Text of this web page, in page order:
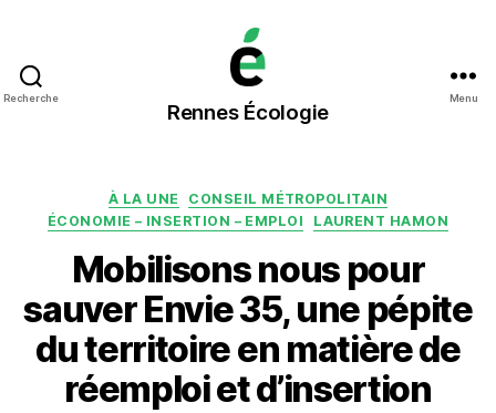
Recherche
Rennes
Écologie
Rennes Écologie
Menu
Catégories
À LA UNE
CONSEIL MÉTROPOLITAIN
ÉCONOMIE – INSERTION – EMPLOI
LAURENT HAMON
Mobilisons nous pour
sauver Envie 35, une pépite
du territoire en matière de
réemploi et d’insertion